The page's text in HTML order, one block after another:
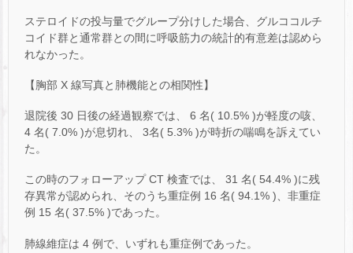
ステロイドの投与量でグループ分けした場合、グルココルチ
コイド群と通常群との間に呼吸筋力の統計的有意差は認めら
れなかった。
【胸部 X 線写真と肺機能との相関性】
退院後 30 日後の経過観察では、 6 名( 10.5% )が軽度の咳、
4 名( 7.0% )が息切れ、 3名( 5.3% )が時折の喘鳴を訴えてい
た。
この時のフォローアップ CT 検査では、 31 名( 54.4% )に残
存異常が認められ、そのうち重症例 16 名( 94.1% )、非重症
例 15 名( 37.5% )であった。
肺線維症は 4 例で、いずれも重症例であった。